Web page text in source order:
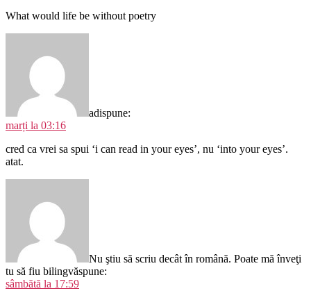
What would life be without poetry
adispune:
marți la 03:16
cred ca vrei sa spui ‘i can read in your eyes’, nu ‘into your eyes’.
atat.
Nu ştiu să scriu decât în română. Poate mă înveţi
tu să fiu bilingvăspune:
sâmbătă la 17:59